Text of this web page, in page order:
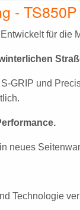
- TS850P
Entwickelt für die
GRIP und
neues
Technologie